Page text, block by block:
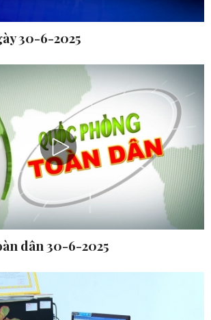
30-6-2025
dân 30-6-2025